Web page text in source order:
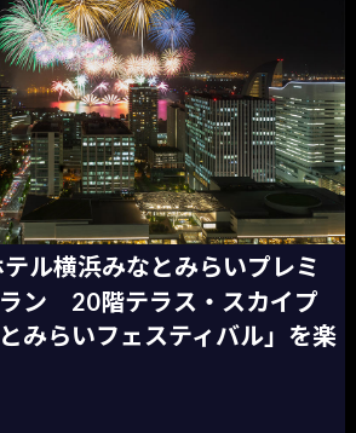
ル横浜みなとみらいプレミ
ン 20階テラス・スカイプ
みらいフェスティバル」を楽